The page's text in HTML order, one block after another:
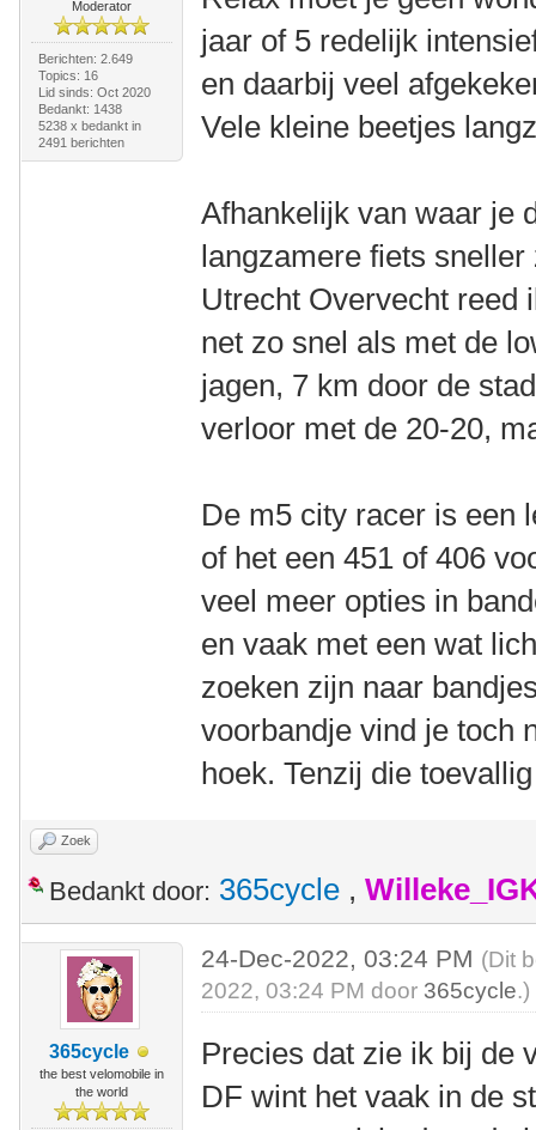
Moderator
Berichten: 2.649
Topics: 16
Lid sinds: Oct 2020
Bedankt: 1438
5238 x bedankt in
2491 berichten
jaar of 5 redelijk
en daarbij veel
Vele kleine beetjes
Afhankelijk van waar je
langzamere fiets
Utrecht Overvecht reed
net zo snel als met de
jagen, 7 km door de
verloor met de 20-20,
De m5 city racer is een
of het een 451 of 406
veel meer opties in
en vaak met een wat
zoeken zijn naar
voorbandje vind je toch
hoek. Tenzij die
Zoek
Bedankt door: 365cycle ,
365cycle
the best velomobile in
the world
24-Dec-2022, 03:24 PM (Dit
2022, 03:24 PM door 365cycle.)
Precies dat zie ik bij de
DF wint het vaak in de